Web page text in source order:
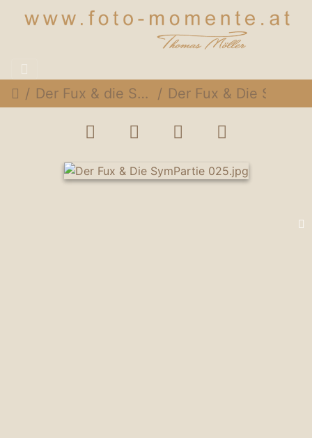
Der Fux & die Sympartie @ Rothneusiedlerhof Wien, 24. November 2014 Der Fux & Die SymPartie 025